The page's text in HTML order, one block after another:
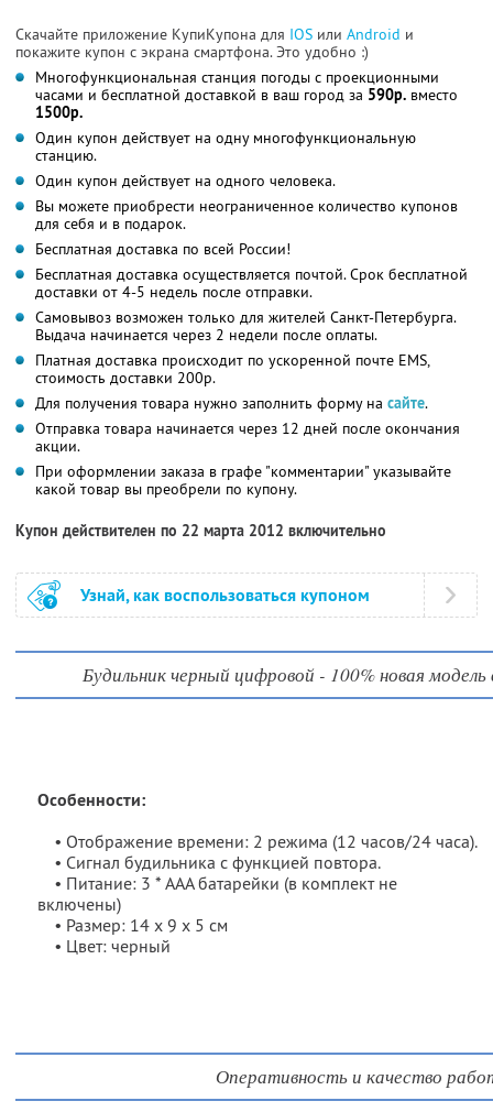
Скачайте приложение КупиКупона для IOS или Android и
покажите купон с экрана смартфона. Это удобно :)
Многофункциональная станция погоды с проекционными
часами и бесплатной доставкой в ваш город за 590р. вместо
1500р.
Один купон действует на одну многофункциональную
станцию.
Один купон действует на одного человека.
Вы можете приобрести неограниченное количество купонов
для себя и в подарок.
Бесплатная доставка по всей России!
Бесплатная доставка осуществляется почтой. Срок бесплатной
доставки от 4-5 недель после отправки.
Самовывоз возможен только для жителей Санкт-Петербурга.
Выдача начинается через 2 недели после оплаты.
Платная доставка происходит по ускоренной почте EMS,
стоимость доставки 200р.
Для получения товара нужно заполнить форму на сайте.
Отправка товара начинается через 12 дней после окончания
акции.
При оформлении заказа в графе "комментарии" указывайте
какой товар вы преобрели по купону.
Купон действителен по 22 марта 2012 включительно
Узнай, как воспользоваться купоном
Будильник черный цифровой - 100% новая
Особенности:
• Отображение времени: 2 режима (12 часов/24 часа).
• Сигнал будильника с функцией повтора.
• Питание: 3 * AAA батарейки (в комплект не
включены)
• Размер: 14 х 9 х 5 см
• Цвет: черный
Оперативность и качество